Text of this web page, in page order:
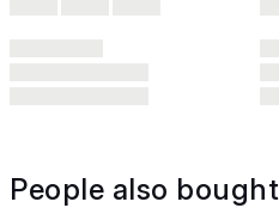
People also bought